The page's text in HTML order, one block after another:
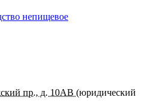
непищевое
пр., д. 10АВ (юридический